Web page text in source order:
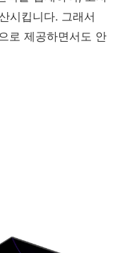
시킵니다. 그래서
로 제공하면서도 안